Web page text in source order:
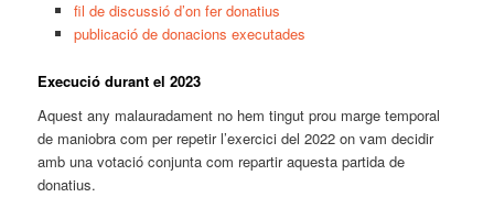
fil de discussió d’on fer donatius
publicació de donacions executades
Execució durant el 2023
Aquest any malauradament no hem tingut prou marge temporal
de maniobra com per repetir l’exercici del 2022 on vam decidir
amb una votació conjunta com repartir aquesta partida de
donatius.